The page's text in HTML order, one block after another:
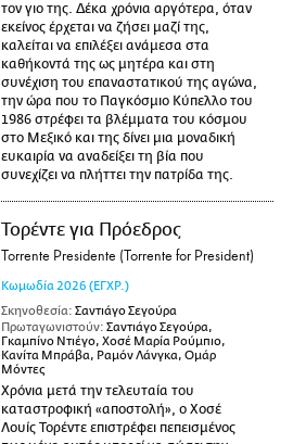
τον γιο της. Δέκα χρόνια αργότερα, όταν
εκείνος έρχεται να ζήσει μαζί της,
καλείται να επιλέξει ανάμεσα στα
καθήκοντά της ως μητέρα και στη
συνέχιση του επαναστατικού της αγώνα,
την ώρα που το Παγκόσμιο Κύπελλο του
1986 στρέφει τα βλέμματα του κόσμου
στο Μεξικό και της δίνει μια μοναδική
ευκαιρία να αναδείξει τη βία που
συνεχίζει να πλήττει την πατρίδα της.
Τορέντε για Πρόεδρος
Torrente Presidente (Torrente for President)
Κωμωδία 2026 (ΕΓΧΡ.)
Σκηνοθεσία: Σαντιάγο Σεγούρα
Πρωταγωνιστούν: Σαντιάγο Σεγούρα,
Γκαμπίνο Ντιέγο, Χοσέ Μαρία Ρούμπιο,
Κανίτα Μπράβα, Ραμόν Λάνγκα, Ομάρ
Μόντες
Χρόνια μετά την τελευταία του
καταστροφική «αποστολή», ο Χοσέ
Λουίς Τορέντε επιστρέφει πεπεισμένος